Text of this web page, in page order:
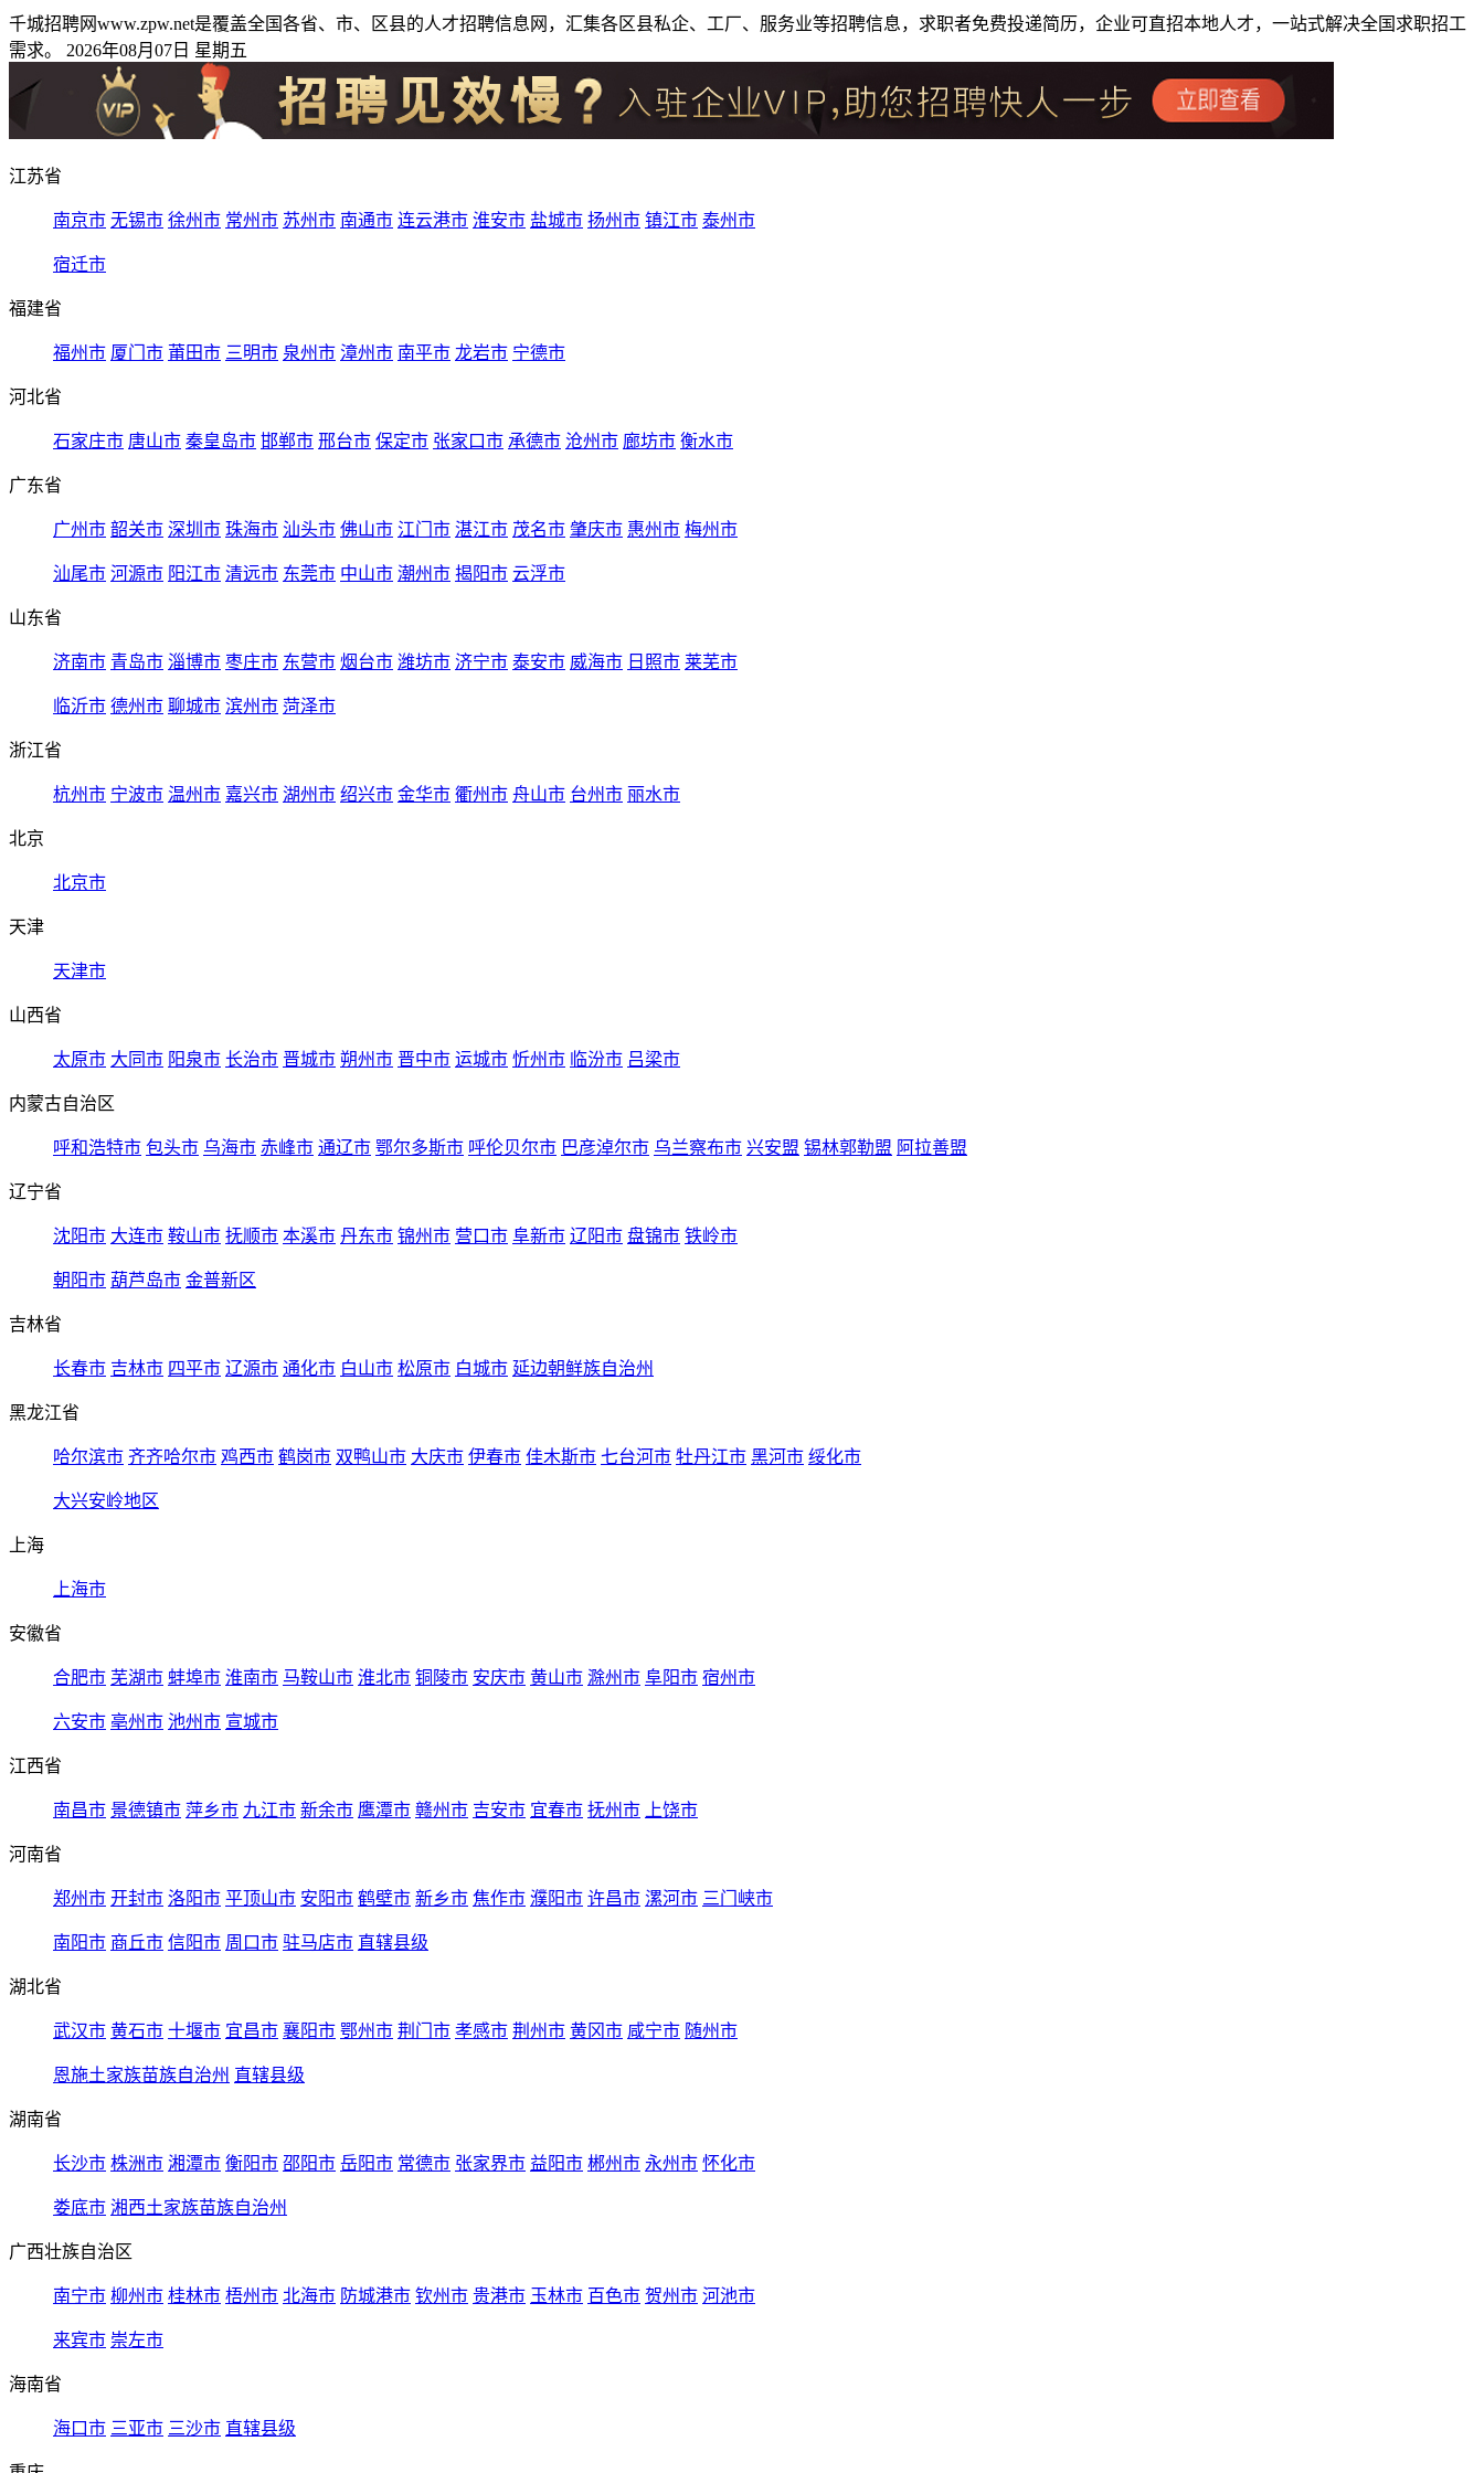
千城招聘网www.zpw.net是覆盖全国各省、市、区县的人才招聘信息网，汇集各区县私企、工厂、服务业等招聘信息，求职者免费投递简历，企业可直招本地人才，一站式解决全国求职招工
需求。 2026年08月07日 星期五
江苏省
南京市 无锡市 徐州市 常州市 苏州市 南通市 连云港市 淮安市 盐城市 扬州市 镇江市 泰州市
宿迁市
福建省
福州市 厦门市 莆田市 三明市 泉州市 漳州市 南平市 龙岩市 宁德市
河北省
石家庄市 唐山市 秦皇岛市 邯郸市 邢台市 保定市 张家口市 承德市 沧州市 廊坊市 衡水市
广东省
广州市 韶关市 深圳市 珠海市 汕头市 佛山市 江门市 湛江市 茂名市 肇庆市 惠州市 梅州市
汕尾市 河源市 阳江市 清远市 东莞市 中山市 潮州市 揭阳市 云浮市
山东省
济南市 青岛市 淄博市 枣庄市 东营市 烟台市 潍坊市 济宁市 泰安市 威海市 日照市 莱芜市
临沂市 德州市 聊城市 滨州市 菏泽市
浙江省
杭州市 宁波市 温州市 嘉兴市 湖州市 绍兴市 金华市 衢州市 舟山市 台州市 丽水市
北京
北京市
天津
天津市
山西省
太原市 大同市 阳泉市 长治市 晋城市 朔州市 晋中市 运城市 忻州市 临汾市 吕梁市
内蒙古自治区
呼和浩特市 包头市 乌海市 赤峰市 通辽市 鄂尔多斯市 呼伦贝尔市 巴彦淖尔市 乌兰察布市 兴安盟 锡林郭勒盟 阿拉善盟
辽宁省
沈阳市 大连市 鞍山市 抚顺市 本溪市 丹东市 锦州市 营口市 阜新市 辽阳市 盘锦市 铁岭市
朝阳市 葫芦岛市 金普新区
吉林省
长春市 吉林市 四平市 辽源市 通化市 白山市 松原市 白城市 延边朝鲜族自治州
黑龙江省
哈尔滨市 齐齐哈尔市 鸡西市 鹤岗市 双鸭山市 大庆市 伊春市 佳木斯市 七台河市 牡丹江市 黑河市 绥化市
大兴安岭地区
上海
上海市
安徽省
合肥市 芜湖市 蚌埠市 淮南市 马鞍山市 淮北市 铜陵市 安庆市 黄山市 滁州市 阜阳市 宿州市
六安市 亳州市 池州市 宣城市
江西省
南昌市 景德镇市 萍乡市 九江市 新余市 鹰潭市 赣州市 吉安市 宜春市 抚州市 上饶市
河南省
郑州市 开封市 洛阳市 平顶山市 安阳市 鹤壁市 新乡市 焦作市 濮阳市 许昌市 漯河市 三门峡市
南阳市 商丘市 信阳市 周口市 驻马店市 直辖县级
湖北省
武汉市 黄石市 十堰市 宜昌市 襄阳市 鄂州市 荆门市 孝感市 荆州市 黄冈市 咸宁市 随州市
恩施土家族苗族自治州 直辖县级
湖南省
长沙市 株洲市 湘潭市 衡阳市 邵阳市 岳阳市 常德市 张家界市 益阳市 郴州市 永州市 怀化市
娄底市 湘西土家族苗族自治州
广西壮族自治区
南宁市 柳州市 桂林市 梧州市 北海市 防城港市 钦州市 贵港市 玉林市 百色市 贺州市 河池市
来宾市 崇左市
海南省
海口市 三亚市 三沙市 直辖县级